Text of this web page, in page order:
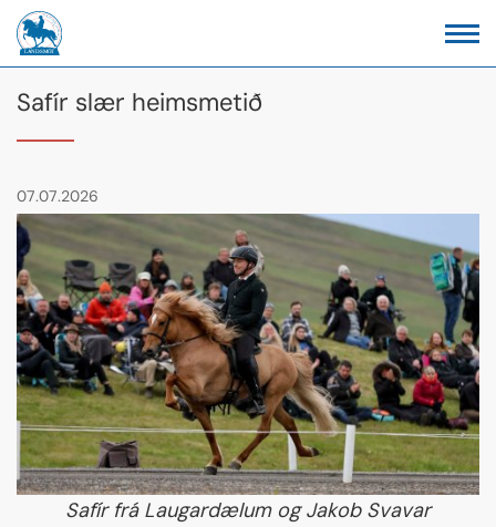
Safír slær heimsmetið
07.07.2026
Safír frá Laugardælum og Jakob Svavar